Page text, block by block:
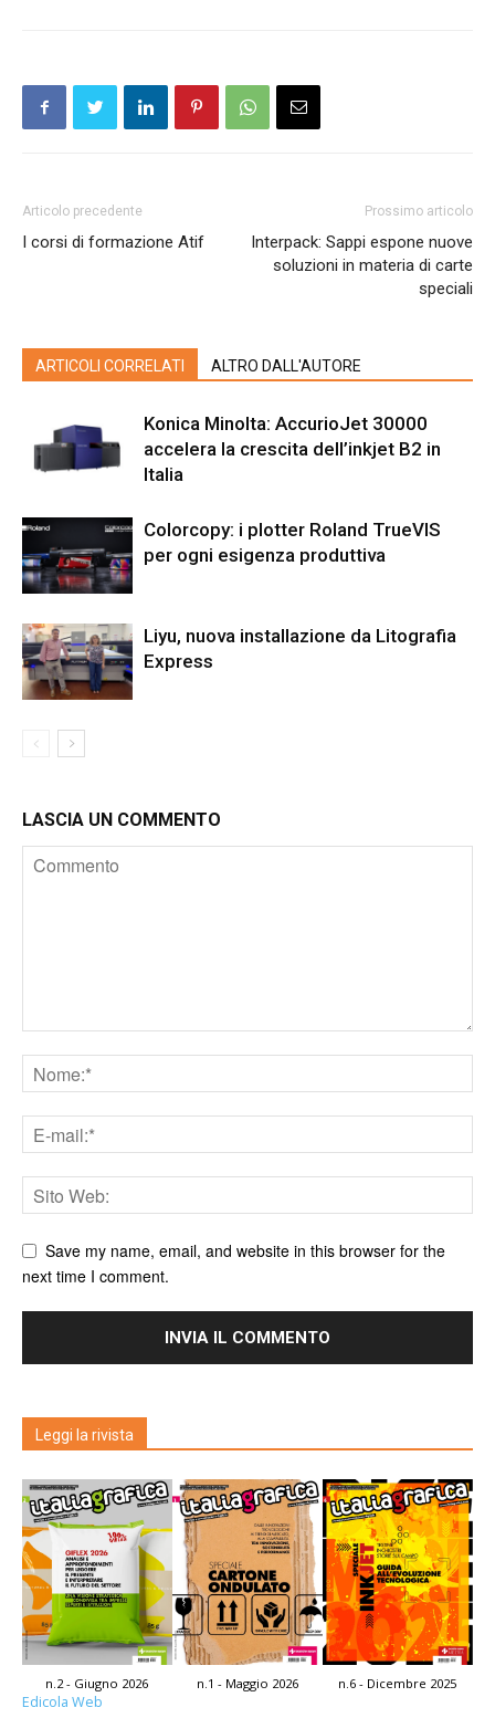
Articolo precedente
I corsi di formazione Atif
Prossimo articolo
Interpack: Sappi espone nuove
soluzioni in materia di carte
speciali
ARTICOLI CORRELATI ALTRO DALL'AUTORE
Konica Minolta: AccurioJet 30000
accelera la crescita dell’inkjet B2 in
Italia
Colorcopy: i plotter Roland TrueVIS
per ogni esigenza produttiva
Liyu, nuova installazione da Litografia
Express
LASCIA UN COMMENTO
Save my name, email, and website in this browser for the
next time I comment.
Leggi la rivista
n.2 - Giugno 2026 n.1 - Maggio 2026 n.6 - Dicembre 2025
Edicola Web